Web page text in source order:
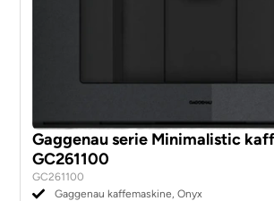
Gaggenau serie Minimalistic
GC261100
GC261100
Gaggenau kaffemaskine, Onyx